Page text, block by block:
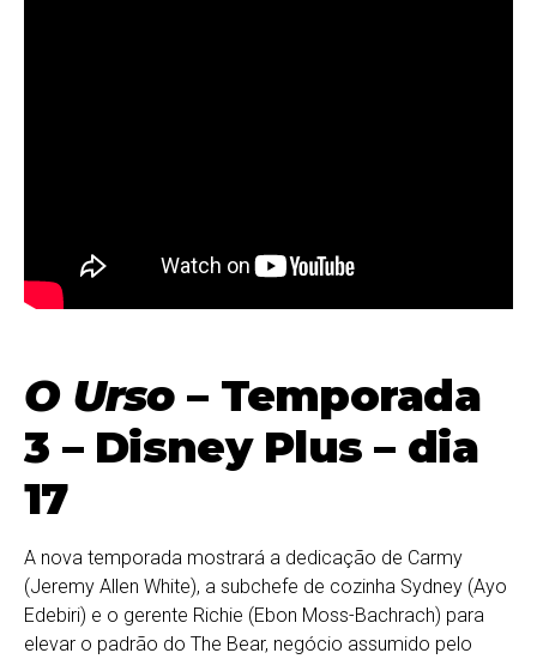
O Urso– Temporada
3 – Disney Plus – dia
17
A nova temporada mostrará a dedicação de Carmy
(Jeremy Allen White), a subchefe de cozinha Sydney (Ayo
Edebiri) e o gerente Richie (Ebon Moss-Bachrach) para
elevar o padrão do The Bear, negócio assumido pelo